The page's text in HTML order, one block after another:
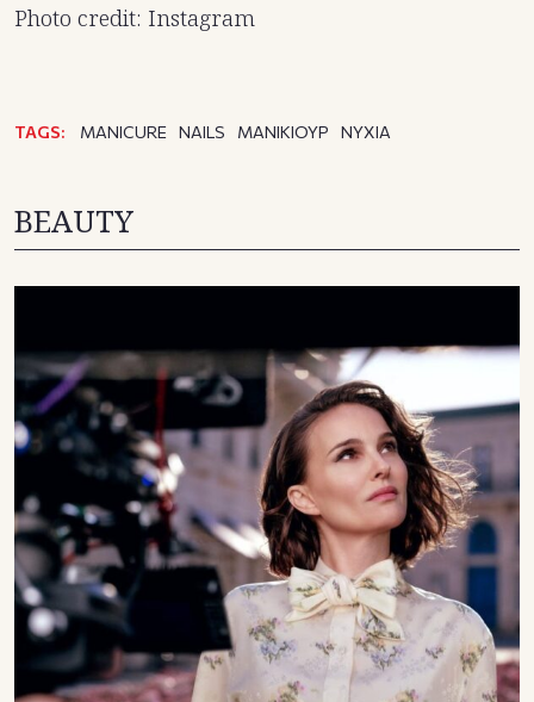
Photo credit: Instagram
TAGS: MANICURE NAILS ΜΑΝΙΚΙΟΥΡ ΝΥΧΙΑ
BEAUTY